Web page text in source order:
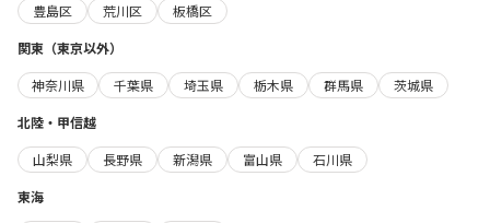
豊島区
荒川区
板橋区
関東（東京以外）
神奈川県
千葉県 埼玉県 栃木県 群馬県
茨城県
北陸・甲信越
山梨県
長野県 新潟県 富山県
石川県
東海